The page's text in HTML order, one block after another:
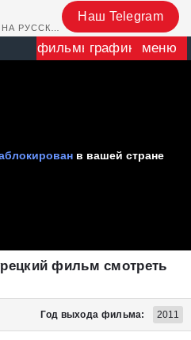
Наш Telegram
фильмыграфик меню
фильм смотреть
Год выхода фильма: 2011